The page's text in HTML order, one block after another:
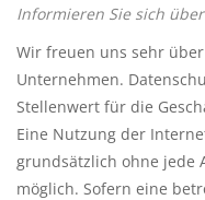
Fingerfood
Bar
Aufsteller
Informieren Sie sich
Wir freuen uns sehr
Unternehmen.
Stellenwert für die
Eine Nutzung der
grundsätzlich ohne jede
möglich. Sofern eine